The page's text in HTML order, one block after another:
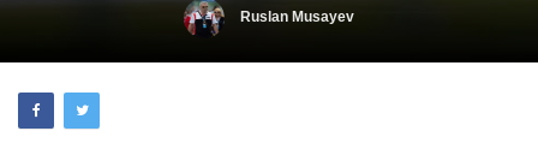
Ruslan Musayev